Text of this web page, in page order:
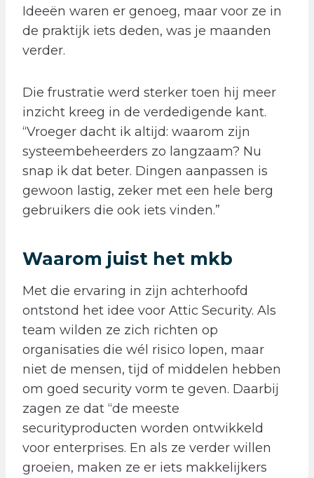
Ideeën waren er genoeg, maar voor ze in
de praktijk iets deden, was je maanden
verder.
Die frustratie werd sterker toen hij meer
inzicht kreeg in de verdedigende kant.
“Vroeger dacht ik altijd: waarom zijn
systeembeheerders zo langzaam? Nu
snap ik dat beter. Dingen aanpassen is
gewoon lastig, zeker met een hele berg
gebruikers die ook iets vinden.”
Waarom juist het mkb
Met die ervaring in zijn achterhoofd
ontstond het idee voor Attic Security. Als
team wilden ze zich richten op
organisaties die wél risico lopen, maar
niet de mensen, tijd of middelen hebben
om goed security vorm te geven. Daarbij
zagen ze dat “de meeste
securityproducten worden ontwikkeld
voor enterprises. En als ze verder willen
groeien, maken ze er iets makkelijkers